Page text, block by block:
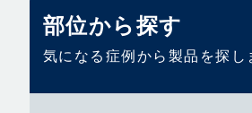
部位から探す
気になる症例から製品を探し